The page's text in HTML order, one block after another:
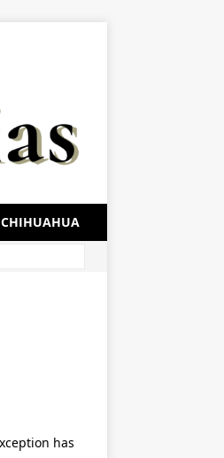
CHIHUAHUA